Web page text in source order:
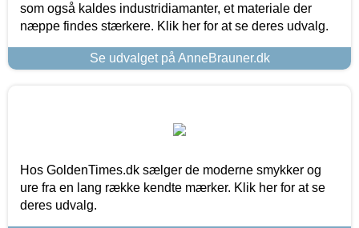
som også kaldes industridiamanter, et materiale der
næppe findes stærkere. Klik her for at se deres udvalg.
Se udvalget på AnneBrauner.dk
Hos GoldenTimes.dk sælger de moderne smykker og
ure fra en lang række kendte mærker. Klik her for at se
deres udvalg.